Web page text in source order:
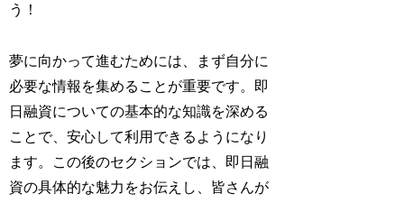
う！
夢に向かって進むためには、まず自分に
必要な情報を集めることが重要です。即
日融資についての基本的な知識を深める
ことで、安心して利用できるようになり
ます。この後のセクションでは、即日融
資の具体的な魅力をお伝えし、皆さんが